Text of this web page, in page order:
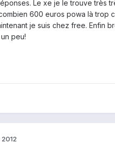
Le xe je le trouve très
600 euros powa là trop
je suis chez free. Enfin
peu!
2012